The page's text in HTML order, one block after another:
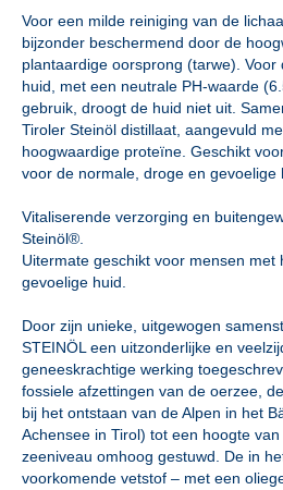
Voor een milde reiniging van de
bijzonder beschermend door de
plantaardige oorsprong (tarwe).
huid, met een neutrale PH-waarde
gebruik, droogt de huid niet uit.
Tiroler Steinöl distillaat, aangevuld
hoogwaardige proteïne. Geschikt
voor de normale, droge en gevoelige
Vitaliserende verzorging en
Steinöl®.
Uitermate geschikt voor mensen met
gevoelige huid.
Door zijn unieke, uitgewogen
STEINÖL een uitzonderlijke en
geneeskrachtige werking
fossiele afzettingen van de oerzee,
bij het ontstaan van de Alpen in het
Achensee in Tirol) tot een hoogte
zeeniveau omhoog gestuwd. De in
voorkomende vetstof – met een